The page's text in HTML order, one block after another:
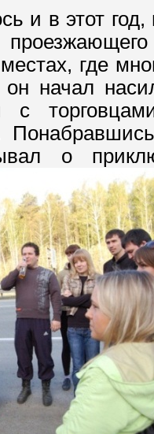
и в этот
где
он начал
с
о